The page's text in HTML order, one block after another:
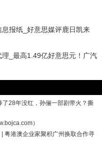
报纸_好意思媒评鹿日凯来
_最高1.49亿好意思元！广汽
28年没红，孙俪一部剧带火？撕
）
粤港澳企业家聚积广州换取合作寻